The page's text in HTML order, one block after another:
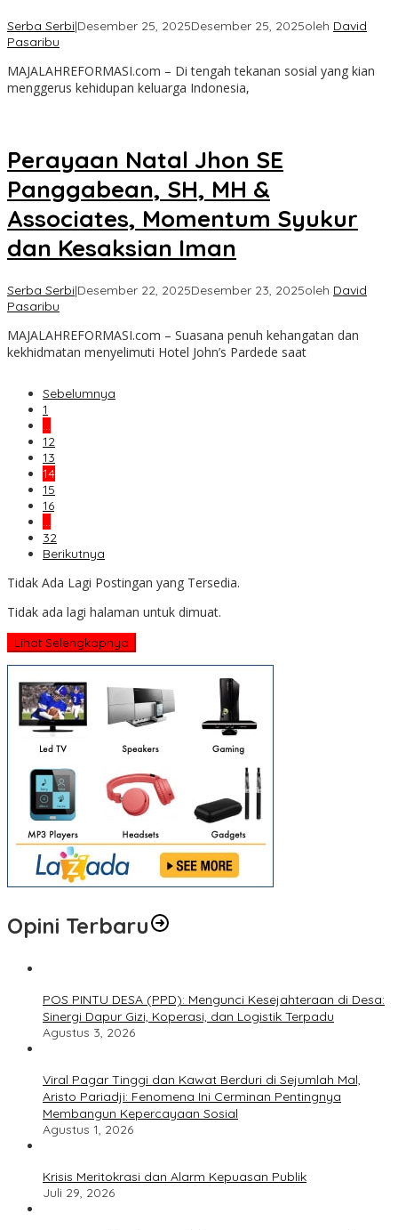
Serba Serbi|Desember 25, 2025Desember 25, 2025oleh David
Pasaribu
MAJALAHREFORMASI.com – Di tengah tekanan sosial yang kian
menggerus kehidupan keluarga Indonesia,
Perayaan Natal Jhon SE
Panggabean, SH, MH &
Associates, Momentum Syukur
dan Kesaksian Iman
Serba Serbi|Desember 22, 2025Desember 23, 2025oleh David
Pasaribu
MAJALAHREFORMASI.com – Suasana penuh kehangatan dan
kekhidmatan menyelimuti Hotel John’s Pardede saat
Sebelumnya
1
12
13
14
15
16
32
Berikutnya
Tidak Ada Lagi Postingan yang Tersedia.
Tidak ada lagi halaman untuk dimuat.
Lihat Selengkapnya
Opini Terbaru
POS PINTU DESA (PPD): Mengunci Kesejahteraan di Desa:
Sinergi Dapur Gizi, Koperasi, dan Logistik Terpadu
Agustus 3, 2026
Viral Pagar Tinggi dan Kawat Berduri di Sejumlah Mal,
Aristo Pariadji: Fenomena Ini Cerminan Pentingnya
Membangun Kepercayaan Sosial
Agustus 1, 2026
​Krisis Meritokrasi dan Alarm Kepuasan Publik
Juli 29, 2026